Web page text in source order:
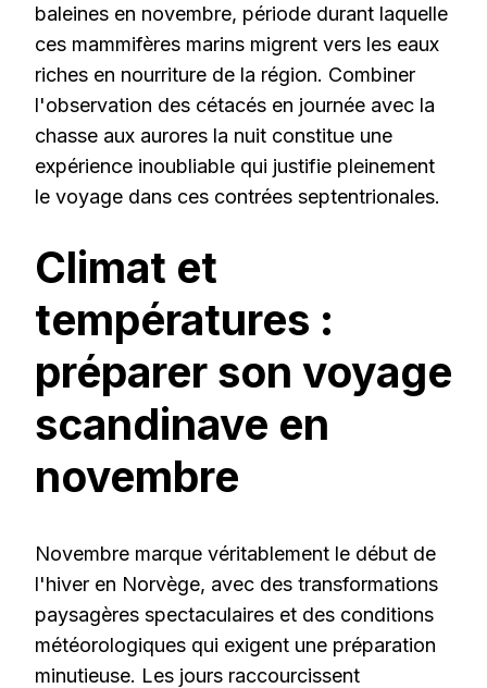
baleines en novembre, période durant laquelle
ces mammifères marins migrent vers les eaux
riches en nourriture de la région. Combiner
l'observation des cétacés en journée avec la
chasse aux aurores la nuit constitue une
expérience inoubliable qui justifie pleinement
le voyage dans ces contrées septentrionales.
Climat et
températures :
préparer son voyage
scandinave en
novembre
Novembre marque véritablement le début de
l'hiver en Norvège, avec des transformations
paysagères spectaculaires et des conditions
météorologiques qui exigent une préparation
minutieuse. Les jours raccourcissent